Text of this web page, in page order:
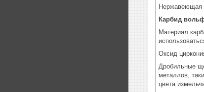
Нержавеющая
Карбид
Материал
Оксид
Дробильные
металлов,
цвета